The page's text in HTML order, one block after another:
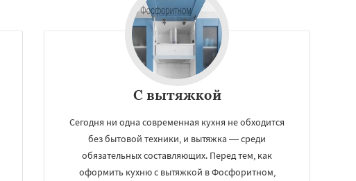
С вытяжкой
Сегодня ни одна современная кухня не обходится
без бытовой техники, и вытяжка — среди
обязательных составляющих. Перед тем, как
оформить кухню с вытяжкой в Фосфоритном,